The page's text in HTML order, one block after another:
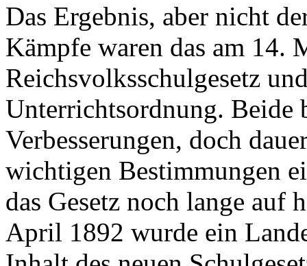
Das Ergebnis, aber nicht
Kämpfe waren das am 14.
Reichsvolksschulgesetz
Unterrichtsordnung. Beide
Verbesserungen, doch
wichtigen Bestimmungen
das Gesetz noch lange auf
April 1892 wurde ein